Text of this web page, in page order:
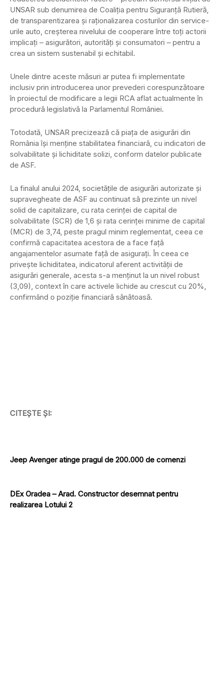
UNSAR sub denumirea de Coaliția pentru Siguranță Rutieră,
de transparentizarea și raționalizarea costurilor din service-
urile auto, creșterea nivelului de cooperare între toți actorii
implicați – asigurători, autorități și consumatori – pentru a
crea un sistem sustenabil și echitabil.
Unele dintre aceste măsuri ar putea fi implementate
inclusiv prin introducerea unor prevederi corespunzătoare
în proiectul de modificare a legii RCA aflat actualmente în
procedură legislativă la Parlamentul României.
Totodată, UNSAR precizează că piața de asigurări din
România își menține stabilitatea financiară, cu indicatori de
solvabilitate și lichiditate solizi, conform datelor publicate
de ASF.
La finalul anului 2024, societățile de asigurări autorizate și
supravegheate de ASF au continuat să prezinte un nivel
solid de capitalizare, cu rata cerinței de capital de
solvabilitate (SCR) de 1,6 și rata cerinței minime de capital
(MCR) de 3,74, peste pragul minim reglementat, ceea ce
confirmă capacitatea acestora de a face față
angajamentelor asumate față de asigurați. În ceea ce
privește lichiditatea, indicatorul aferent activității de
asigurări generale, acesta s-a menținut la un nivel robust
(3,09), context în care activele lichide au crescut cu 20%,
confirmând o poziție financiară sănătoasă.
CITEȘTE ȘI:
Jeep Avenger atinge pragul de 200.000 de comenzi
DEx Oradea – Arad. Constructor desemnat pentru
realizarea Lotului 2